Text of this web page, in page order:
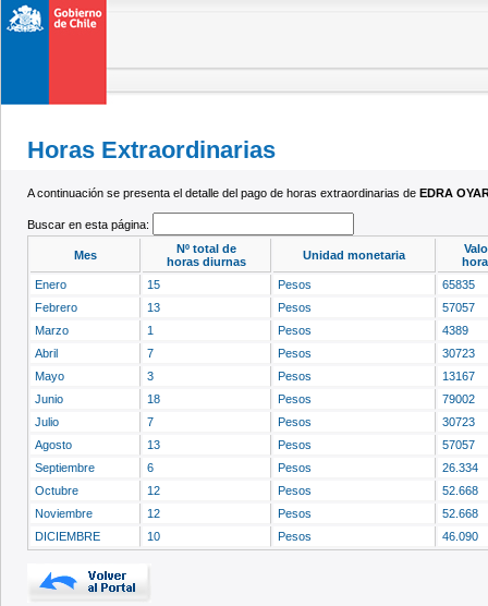
Horas Extraordinarias
A continuación se presenta el detalle del pago de horas extraordinarias de EDRA
Buscar en esta página:
Mes
Nº total de
horas diurnas
Unidad monetaria
Enero
15 Pesos
65835
Febrero
13 Pesos
57057
Marzo
1 Pesos
4389
Abril
7 Pesos
30723
Mayo
3 Pesos
13167
Junio
18 Pesos
79002
Julio
7 Pesos
30723
Agosto
13 Pesos
57057
Septiembre
6 Pesos
26.334
Octubre
12 Pesos
52.668
Noviembre
12 Pesos
52.668
DICIEMBRE
10 Pesos 46.090